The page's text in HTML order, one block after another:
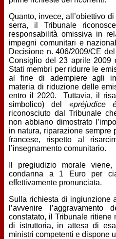
Quanto, invece, all’obiettivo
serra, il Tribunale
responsabilità omissiva in
impegni comunitari e
Decisione n. 406/2009/CE
Consiglio del 23 aprile 2009
Stati membri per ridurre le
al fine di adempiere agli
materia di riduzione delle
entro il 2020. Tuttavia, il
simbolico) del «préjudice
riconosciuto dal Tribunale
non abbiano dimostrato
in natura, riparazione sempre
francese, rispetto al
l’insegnamento comunitario.
Il pregiudizio morale
condanna a 1 Euro per
effettivamente pronunciata.
Sulla richiesta di ingiunzione
l’avvenire l’aggravamento
constatato, il Tribunale ritiene
di istruttoria, in attesa di
ministri competenti e dispone